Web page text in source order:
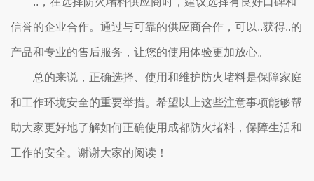
信誉的企业合作。通过与可靠的供应商合作，可以..获得..的
产品和专业的售后服务，让您的使用体验更加放心。
总的来说，正确选择、使用和维护防火堵料是保障家庭
和工作环境安全的重要举措。希望以上这些注意事项能够帮
助大家更好地了解如何正确使用成都防火堵料，保障生活和
工作的安全。谢谢大家的阅读！